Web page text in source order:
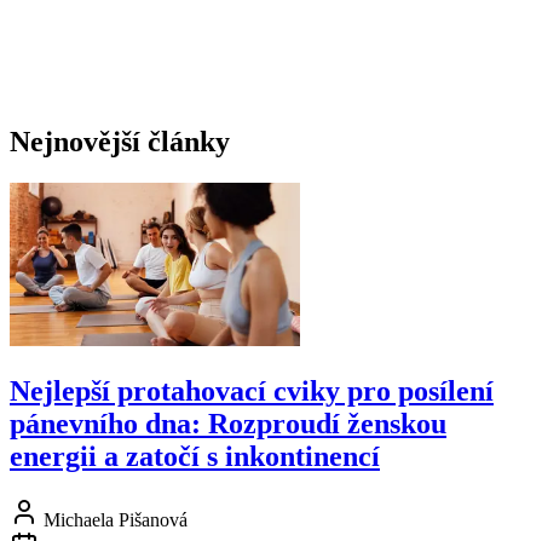
Nejnovější články
Nejlepší protahovací cviky pro posílení
pánevního dna: Rozproudí ženskou
energii a zatočí s inkontinencí
Michaela Pišanová